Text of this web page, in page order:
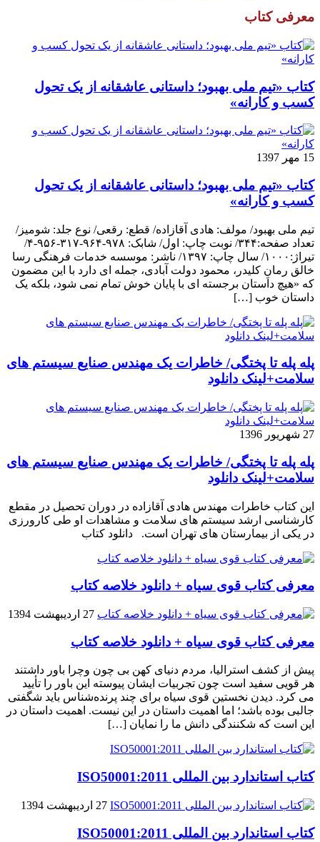
معرفی کتاب
کتاب «تیم ملی بهبود؛ داستانی عاشقانه از یک تحول
کسب و کارانه»
15 مهر 1397
کتاب «تیم ملی بهبود؛ داستانی عاشقانه از یک تحول
کسب و کارانه»
تیم ملی بهبود/ مولف: هادی آقازاده/ قطع: رقعی/ نوع جلد: شومیز/
تعداد صفحه:۳۴۴/ نوبت چاپ: اول/ شابک: ۹۷۸-۹۶۴-۳۱۷-۹۵۶-۴/
تیراژ:۱۰۰۰/ سال چاپ: ۱۳۹۷/ ناشر: موسسه خدمات فرهنگی رسا
خالق رمانِ کلیدر، محمود دولت آبادی، جمله ای دارد با این مضمون
که «هیچ داستان برجسته ای با پایان خوش تمام نمی شود، بلکه یک
داستان خوب […]
پله پله تا پختگی/ خاطرات یک مهندس صنایع سیستم های
سلامت+لینک دانلود
27 شهریور 1396
پله پله تا پختگی/ خاطرات یک مهندس صنایع سیستم های
سلامت+لینک دانلود
این کتاب خاطرات مهندس هادی آقازاده در دوران تحصیل در مقطع
کارشناسی ارشد سیستم های سلامت و مشاهدات او طی کارورزی
در یکی از بیمارستان های تهران است. دانلود کتاب
معرفی کتاب قوی سیاه + دانلود خلاصه کتاب
27 اردیبهشت 1394
معرفی کتاب قوی سیاه + دانلود خلاصه کتاب
پیش از کشف استرالیا، مردم دنیاى کهن بی چون وچرا باور داشتند
هر قویى سفید است چون تجربیات ایشان پیوسته این باور را تأیید
می کرد. دیدن نخستین قوى سیاه براى چند پرنده‌شناس باید شگفتى
جالبى بوده باشد؛ اما اهمیت داستان در این نیست. اهمیت داستان در
این است که شکنندگى دانش ما را نمایان […]
کتاب استاندارد بین المللی ISO50001:2011
27 اردیبهشت 1394
کتاب استاندارد بین المللی ISO50001:2011